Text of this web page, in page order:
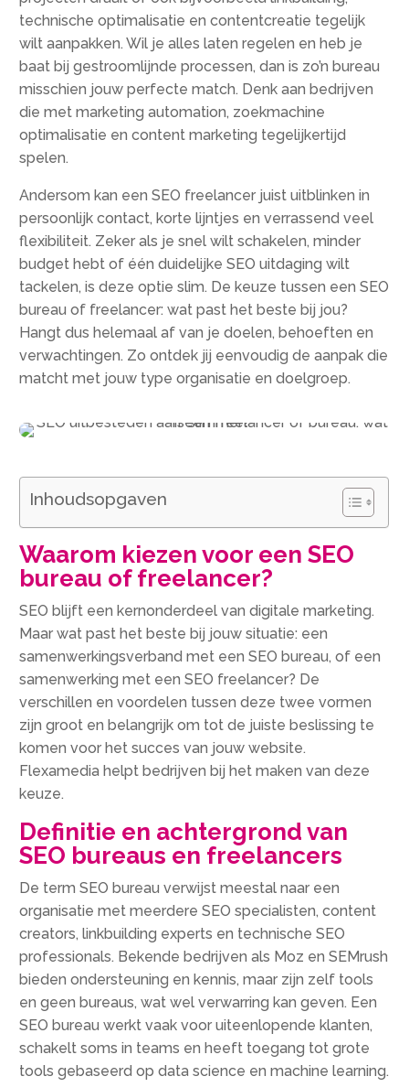
technische optimalisatie en contentcreatie tegelijk
wilt aanpakken.​ Wil je alles laten regelen en heb je
baat bij gestroomlijnde processen, dan is zo’n bureau
misschien jouw perfecte match.​ Denk aan bedrijven
die met marketing automation, zoekmachine
optimalisatie en content marketing tegelijkertijd
spelen.​
Andersom kan een SEO freelancer juist uitblinken in
persoonlijk contact, korte lijntjes en verrassend veel
flexibiliteit.​ Zeker als je snel wilt schakelen, minder
budget hebt of één duidelijke SEO uitdaging wilt
tackelen, is deze optie slim.​ De keuze tussen een SEO
bureau of freelancer: wat past het beste bij jou?
Hangt dus helemaal af van je doelen, behoeften en
verwachtingen.​ Zo ontdek jij eenvoudig de aanpak die
matcht met jouw type organisatie en doelgroep.​
Inhoudsopgaven
Waarom kiezen voor een SEO
bureau of freelancer?
SEO blijft een kernonderdeel van digitale marketing.​
Maar wat past het beste bij jouw situatie: een
samenwerkingsverband met een SEO bureau, of een
samenwerking met een SEO freelancer? De
verschillen en voordelen tussen deze twee vormen
zijn groot en belangrijk om tot de juiste beslissing te
komen voor het succes van jouw website.​
Flexamedia helpt bedrijven bij het maken van deze
keuze.​
Definitie en achtergrond van
SEO bureaus en freelancers
De term SEO bureau verwijst meestal naar een
organisatie met meerdere SEO specialisten, content
creators, linkbuilding experts en technische SEO
professionals.​ Bekende bedrijven als Moz en SEMrush
bieden ondersteuning en kennis, maar zijn zelf tools
en geen bureaus, wat wel verwarring kan geven.​ Een
SEO bureau werkt vaak voor uiteenlopende klanten,
schakelt soms in teams en heeft toegang tot grote
tools gebaseerd op data science en machine learning.​